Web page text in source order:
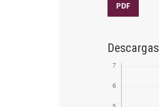
PDF
Descargas